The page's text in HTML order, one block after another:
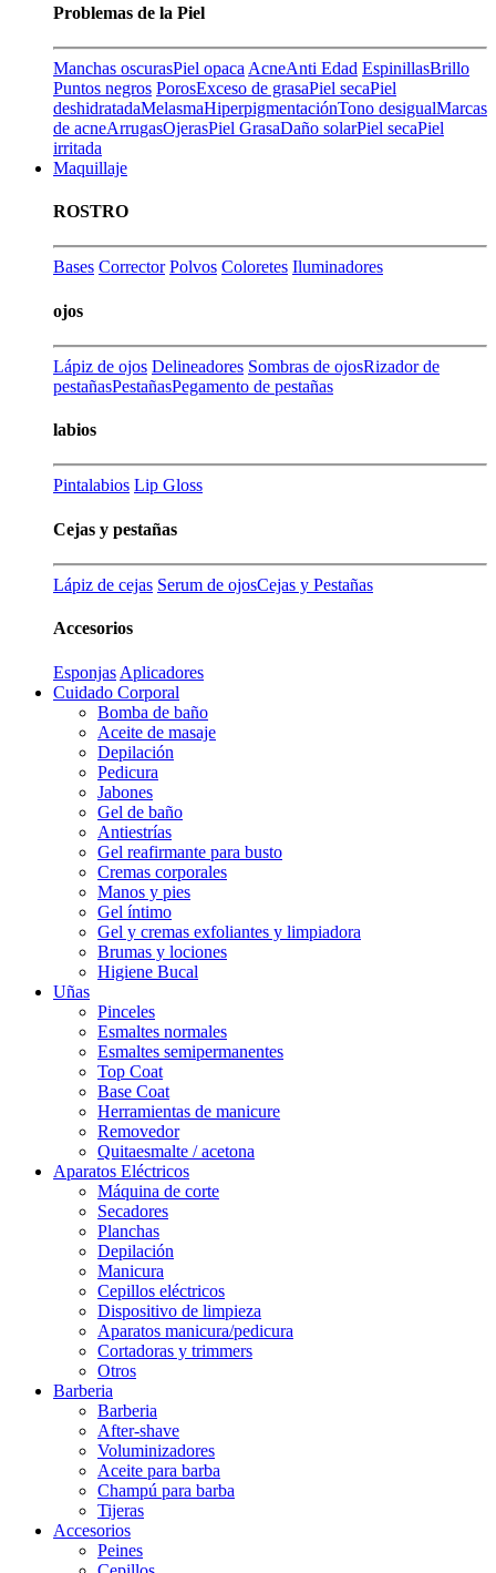
Problemas de la Piel
Manchas oscurasPiel opaca AcneAnti Edad EspinillasBrillo
Puntos negros PorosExceso de grasaPiel secaPiel
deshidratadaMelasmaHiperpigmentaciónTono desigualMarcas
de acneArrugasOjerasPiel GrasaDaño solarPiel secaPiel
irritada
Maquillaje
ROSTRO
Bases Corrector Polvos Coloretes Iluminadores
ojos
Lápiz de ojos Delineadores Sombras de ojosRizador de
pestañasPestañasPegamento de pestañas
labios
Pintalabios Lip Gloss
Cejas y pestañas
Lápiz de cejas Serum de ojosCejas y Pestañas
Accesorios
Esponjas Aplicadores
Cuidado Corporal
Bomba de baño
Aceite de masaje
Depilación
Pedicura
Jabones
Gel de baño
Antiestrías
Gel reafirmante para busto
Cremas corporales
Manos y pies
Gel íntimo
Gel y cremas exfoliantes y limpiadora
Brumas y lociones
Higiene Bucal
Uñas
Pinceles
Esmaltes normales
Esmaltes semipermanentes
Top Coat
Base Coat
Herramientas de manicure
Removedor
Quitaesmalte / acetona
Aparatos Eléctricos
Máquina de corte
Secadores
Planchas
Depilación
Manicura
Cepillos eléctricos
Dispositivo de limpieza
Aparatos manicura/pedicura
Cortadoras y trimmers
Otros
Barberia
Barberia
After-shave
Voluminizadores
Aceite para barba
Champú para barba
Tijeras
Accesorios
Peines